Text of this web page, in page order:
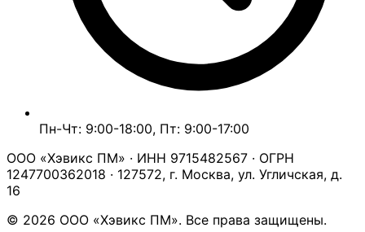
Пн-Чт: 9:00-18:00, Пт: 9:00-17:00
ООО «Хэвикс ПМ» · ИНН 9715482567 · ОГРН
1247700362018 · 127572, г. Москва, ул. Угличская, д.
16
© 2026 ООО «Хэвикс ПМ». Все права защищены.